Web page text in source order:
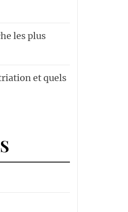
les plus
et quels